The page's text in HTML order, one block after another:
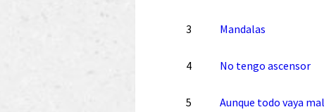
3 Mandalas
4 No tengo ascensor
5 Aunque todo vaya mal